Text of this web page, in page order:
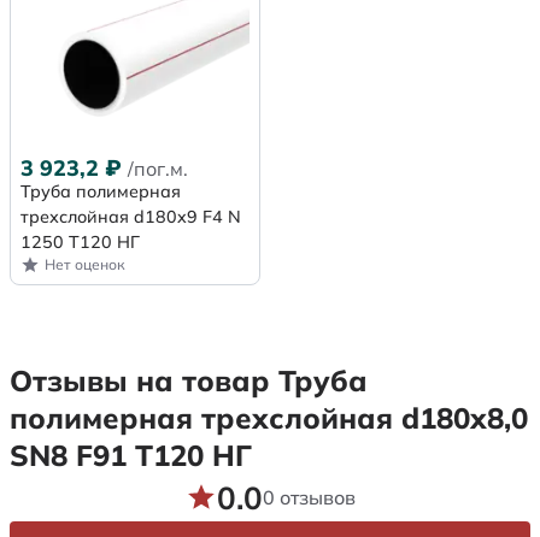
3 923,2 ₽ /пог.м.
Труба полимерная
трехслойная d180x9 F4 N
1250 Т120 НГ
Нет оценок
Отзывы на товар Труба
полимерная трехслойная d180х8,0
SN8 F91 Т120 НГ
0.00 отзывов